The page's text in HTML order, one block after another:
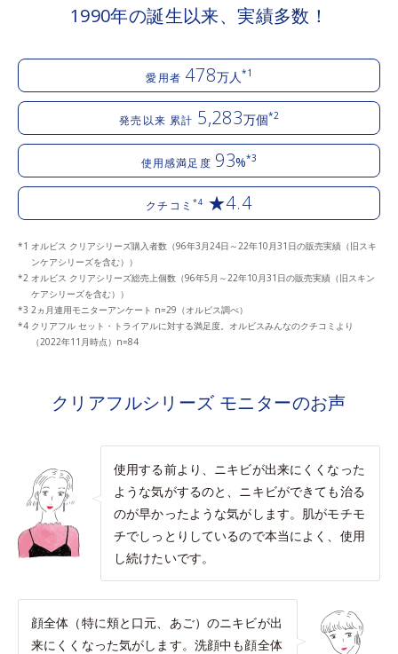
1990年の誕生以来、実績多数！
愛用者 478万人*1
発売以来 累計 5,283万個*2
使用感満足度 93%*3
クチコミ*4 ★4.4
オルビス クリアシリーズ購入者数（96年3月24日～22年10月31日の販売実績（旧スキ
ンケアシリーズを含む））
オルビス クリアシリーズ総売上個数（96年5月～22年10月31日の販売実績（旧スキン
ケアシリーズを含む））
2ヵ月連用モニターアンケート n=29（オルビス調べ）
クリアフル セット・トライアルに対する満足度。オルビスみんなのクチコミより
（2022年11月時点）n=84
クリアフルシリーズ モニターのお声
使用する前より、ニキビが出来にくくなった
ような気がするのと、ニキビができても治る
のが早かったような気がします。肌がモチモ
チでしっとりしているので本当によく、使用
し続けたいです。
顔全体（特に頬と口元、あご）のニキビが出
来にくくなった気がします。洗顔中も顔全体